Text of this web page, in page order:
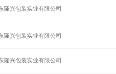
隆兴包装实业有限公司
隆兴包装实业有限公司
隆兴包装实业有限公司